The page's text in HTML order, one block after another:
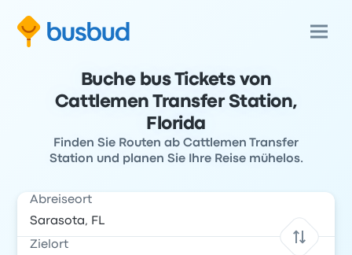
Buche bus Tickets von
Cattlemen Transfer Station,
Florida
Finden Sie Routen ab Cattlemen Transfer
Station und planen Sie Ihre Reise mühelos.
Abreiseort
Zielort